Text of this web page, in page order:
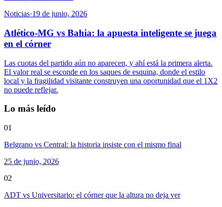
Noticias·19 de junio, 2026
Atlético-MG vs Bahia: la apuesta inteligente se juega
en el córner
Las cuotas del partido aún no aparecen, y ahí está la primera alerta.
El valor real se esconde en los saques de esquina, donde el estilo
local y la fragilidad visitante construyen una oportunidad que el 1X2
no puede reflejar.
Lo más leído
01
Belgrano vs Central: la historia insiste con el mismo final
25 de junio, 2026
02
ADT vs Universitario: el córner que la altura no deja ver